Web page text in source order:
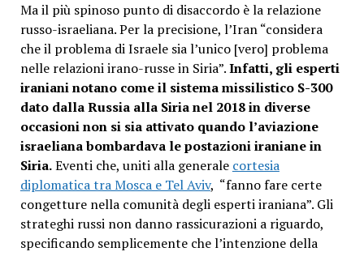
Ma il più spinoso punto di disaccordo è la relazione
russo-israeliana. Per la precisione, l’Iran “considera
che il problema di Israele sia l’unico [vero] problema
nelle relazioni irano-russe in Siria”.Infatti, gli esperti
iraniani notano come il sistema missilistico S-300
dato dalla Russia alla Siria nel 2018 in diverse
occasioni non si sia attivato quando l’aviazione
israeliana bombardava le postazioni iraniane in
Siria.Eventi che, uniti alla generale cortesia
diplomatica tra Mosca e Tel Aviv, “fanno fare certe
congetture nella comunità degli esperti iraniana”. Gli
strateghi russi non danno rassicurazioni a riguardo,
specificando semplicemente che l’intenzione della